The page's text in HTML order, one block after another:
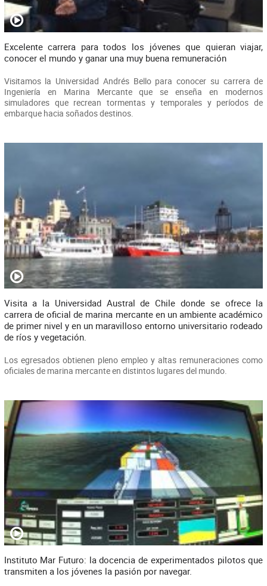
Excelente carrera para todos los jóvenes que quieran viajar,
conocer el mundo y ganar una muy buena remuneración
Visitamos la Universidad Andrés Bello para conocer su carrera de
Ingeniería en Marina Mercante que se enseña en modernos
simuladores que recrean tormentas y temporales y períodos de
embarque hacia soñados destinos.
Visita a la Universidad Austral de Chile donde se ofrece la
carrera de oficial de marina mercante en un ambiente académico
de primer nivel y en un maravilloso entorno universitario rodeado
de ríos y vegetación.
Los egresados obtienen pleno empleo y altas remuneraciones como
oficiales de marina mercante en distintos lugares del mundo.
Instituto Mar Futuro: la docencia de experimentados pilotos que
transmiten a los jóvenes la pasión por navegar.